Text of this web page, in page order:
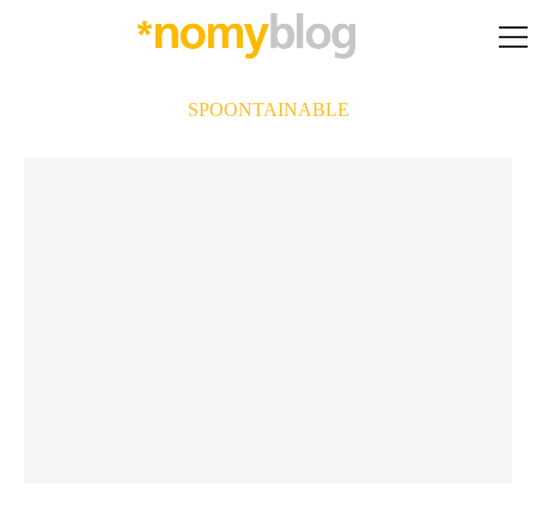
SPOONTAINABLE